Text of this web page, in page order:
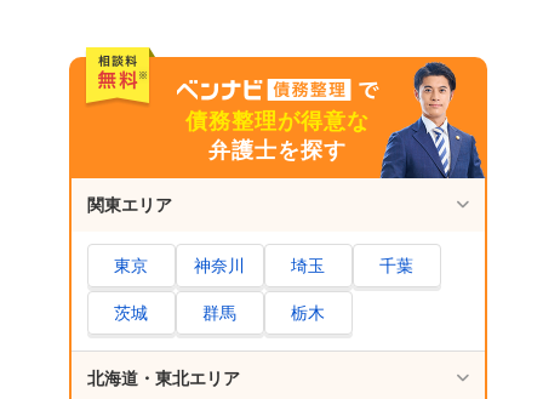
債務整理が得意な
弁護士を探す
関東エリア
東京 神奈川 埼玉 千葉
茨城 群馬 栃木
北海道・東北エリア